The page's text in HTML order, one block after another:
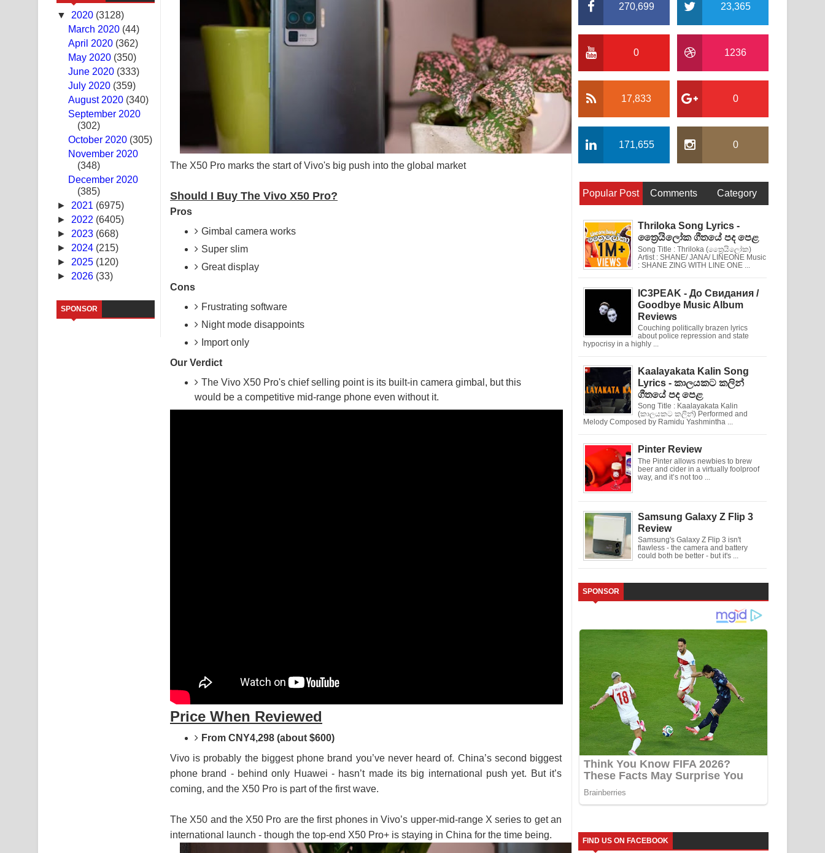
Ma Igili Giya Lyrics - මා ඉගිලී ගියා ගීතයේ පද පෙළ
Ras Balan Song Lyrics - රැස් බලන් ගීතයේ පද පෙළ
Hoda sihiyen Song Lyrics - හොද සිහියෙන් ගීතයේ පද පෙළ
Awanken Song Lyrics - අවංකෙන් ගීතයේ පද පෙළ
Pa Sina Song Lyrics - පෑ සිනා ගීතයේ පද පෙළ
Pemwanthiye Song Lyrics - පෙම්වන්තියේ ගීතයේ පද පෙළ
Manobhawa Song Lyrics - මනෝභව ගීතයේ පද පෙළ
Akahe Indala Song Lyrics - ආකාහේ ඉඳලා ගීතයේ පද පෙළ
Raawaya Song Lyrics - රාවය ගීතයේ පද පෙළ
Saddeta Denna Song Lyrics - සද්දෙට දෙන්න ගීතයේ පද පෙළ
Kaalaya Song Lyrics - කාලය ගීතයේ පද පෙළ
Sandata Duka Hithila Song Lyrics - සඳට දුක හිතිලා ගීතයේ පද පෙළ
Sihina Song Lyrics - සිහින ගීතයේ පද පෙළ
Dannawada Mawa Song Lyrics - දන්නවාද මාව ගීතයේ පද පෙළ
▼ 2020 (3128)
March 2020 (44)
April 2020 (362)
May 2020 (350)
June 2020 (333)
July 2020 (359)
August 2020 (340)
September 2020
(302)
October 2020 (305)
November 2020
(348)
December 2020
(385)
► 2021 (6975)
► 2022 (6405)
► 2023 (668)
► 2024 (215)
► 2025 (120)
► 2026 (33)
SPONSOR
The X50 Pro marks the start of Vivo's big push into the global market
Should I Buy The Vivo X50 Pro?
Pros
Gimbal camera works
Super slim
Great display
Cons
Frustrating software
Night mode disappoints
Import only
Our Verdict
The Vivo X50 Pro's chief selling point is its built-in camera gimbal, but this
would be a competitive mid-range phone even without it.
Price When Reviewed
From CNY4,298 (about $600)
Vivo is probably the biggest phone brand you’ve never heard of. China’s second biggest
phone brand - behind only Huawei - hasn’t made its big international push yet. But it’s
coming, and the X50 Pro is part of the first wave.
The X50 and the X50 Pro are the first phones in Vivo’s upper-mid-range X series to get an
international launch - though the top-end X50 Pro+ is staying in China for the time being.
270,699 23,365
0 1236
17,833 0
171,655 0
Popular Post Comments Category
Thriloka Song Lyrics -
ත්‍රෛයිලෝක ගීතයේ පද පෙළ
Song Title : Thriloka (ත්‍රෛයිලෝක)
Artist : SHANE/ JANA/ LINEONE Music
: SHANE ZING WITH LINE ONE ...
IC3PEAK - До Свидания /
Goodbye Music Album
Reviews
Couching politically brazen lyrics
about police repression and state
hypocrisy in a highly ...
Kaalayakata Kalin Song
Lyrics - කාලයකට කලින්
ගීතයේ පද පෙළ
Song Title : Kaalayakata Kalin
(කාලයකට කලින්) Performed and
Melody Composed by Ramidu Yashmintha ...
Pinter Review
The Pinter allows newbies to brew
beer and cider in a virtually foolproof
way, and it’s not too ...
Samsung Galaxy Z Flip 3
Review
Samsung's Galaxy Z Flip 3 isn't
flawless - the camera and battery
could both be better - but it's ...
SPONSOR
FIND US ON FACEBOOK